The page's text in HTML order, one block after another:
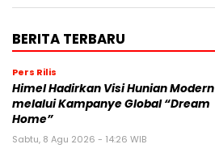
BERITA TERBARU
Pers Rilis
Himel Hadirkan Visi Hunian Modern
melalui Kampanye Global “Dream
Home”
Sabtu, 8 Agu 2026 - 14:26 WIB